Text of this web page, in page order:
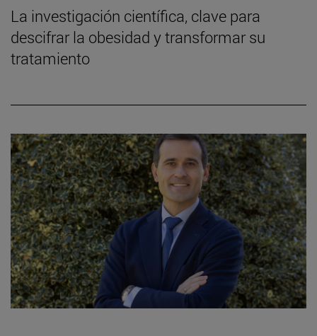
La investigación científica, clave para
descifrar la obesidad y transformar su
tratamiento